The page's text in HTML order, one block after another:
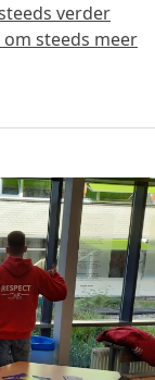
verder
steeds meer